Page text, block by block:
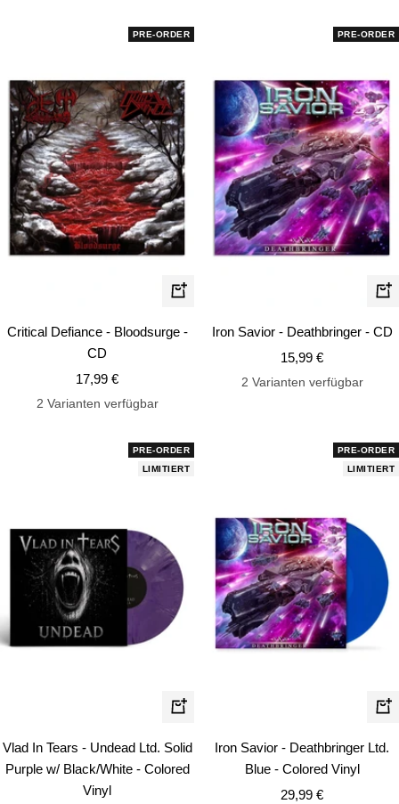
PRE-ORDER
In
Critical Defiance - Bloodsurge -
CD
Angebotspreis
17,99 €
2 Varianten verfügbar
PRE-ORDER
In
Iron Savior - Deathbringer - CD
Angebotspreis
15,99 €
2 Varianten verfügbar
PRE-ORDER
LIMITIERT
In
Warenkorb
Vlad In Tears - Undead Ltd. Solid
Purple w/ Black/White - Colored
Vinyl
PRE-ORDER
LIMITIERT
In
Iron Savior - Deathbringer Ltd.
Blue - Colored Vinyl
Angebotspreis
29,99 €